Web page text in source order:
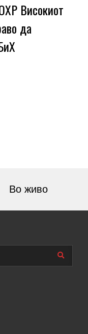
Високиот
да
Во живо